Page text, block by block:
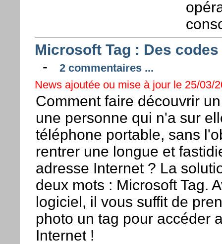
Microsoft Tag : Des
-
2 commentaires ...
News ajoutée ou mise à jour le 25/03/
Comment faire découvrir
une personne qui n'a sur
téléphone portable, sans
rentrer une longue et
adresse Internet ? La
deux mots : Microsoft Tag.
logiciel, il vous suffit de
photo un tag pour accéder
Internet !